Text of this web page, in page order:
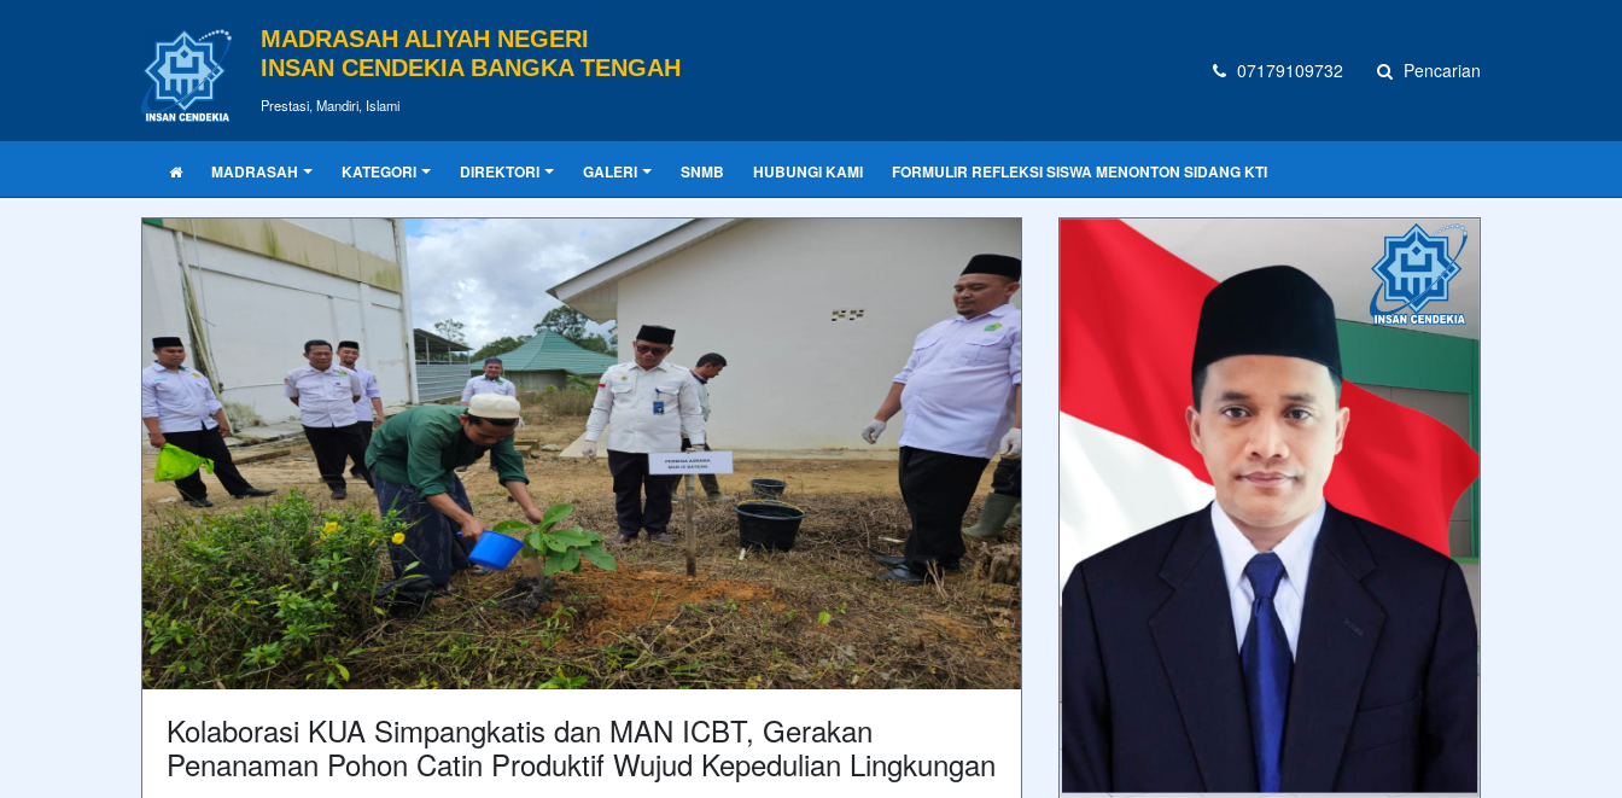
MADRASAH ALIYAH NEGERI
INSAN CENDEKIA BANGKA TENGAH
Prestasi, Mandiri, Islami
07179109732 Pencarian
MADRASAH KATEGORI DIREKTORI GALERI SNMB HUBUNGI KAMI FORMULIR REFLEKSI SISWA MENONTON SIDANG KTI
Kolaborasi KUA Simpangkatis dan MAN ICBT, Gerakan
Penanaman Pohon Catin Produktif Wujud Kepedulian Lingkungan